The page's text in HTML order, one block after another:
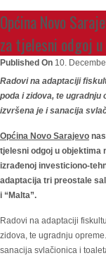
Općina Novo
za tjelesni odgoj
Published On 10.
Radovi na adaptaciji
poda i zidova, te ugradnju
izvršena je i sanacija
Općina Novo Sarajevo
tjelesni odgoj u objektima
izrađenoj investiciono-
adaptacija tri preostale
i “Malta”.
Radovi na adaptaciji
zidova, te ugradnju
sanacija svlačionica i